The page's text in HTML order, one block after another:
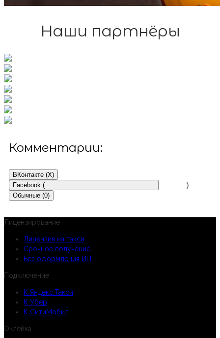
Наши партнёры
Комментарии:
ВКонтакте (X)
Facebook (
)
Обычные (0)
Лицензирование
Лицензия на такси
Срочное получение
Без оформления ИП
Подключение
К Яндекс.Такси
К Убер
К СитиМобил
Оклейка